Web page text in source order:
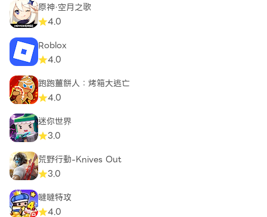
原神·空月之歌
4.0
Roblox
4.0
跑跑薑餅人：烤箱大逃亡
4.0
迷你世界
3.0
荒野行動-Knives Out
3.0
噠噠特攻
4.0